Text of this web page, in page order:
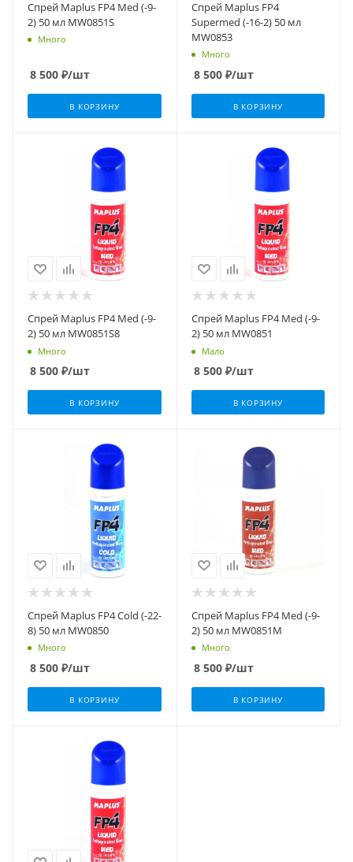
Спрей Maplus FP4 Med (-9-
2) 50 мл MW0851S
Много
8 500 ₽/шт
В КОРЗИНУ
Спрей Maplus FP4
Supermed (-16-2) 50 мл
MW0853
Много
8 500₽/шт
В КОРЗИНУ
Спрей Maplus FP4 Med (-9-
2) 50 мл MW0851S8
Много
8 500 ₽/шт
В КОРЗИНУ
Спрей Maplus FP4 Med (-9-
2) 50 мл MW0851
Мало
8 500₽/шт
В КОРЗИНУ
Спрей Maplus FP4 Cold (-22-
8) 50 мл MW0850
Много
8 500 ₽/шт
В КОРЗИНУ
Спрей Maplus FP4 Med (-9-
2) 50 мл MW0851M
Много
8 500₽/шт
В КОРЗИНУ